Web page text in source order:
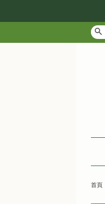
首頁